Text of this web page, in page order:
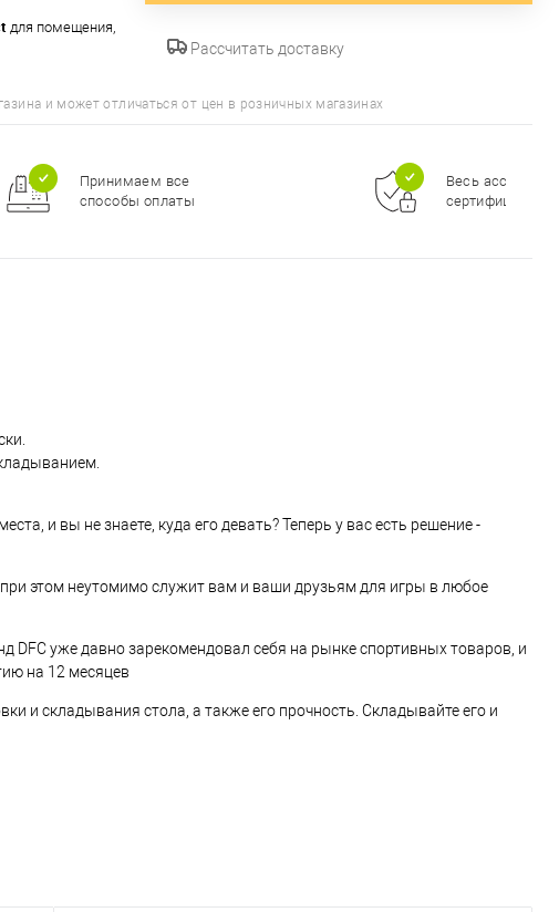
для помещения,
Рассчитать доставку
и может отличаться от цен в розничных магазинах
Принимаем все
способы оплаты
Весь ассортимент
сертифицирован
и вы не знаете, куда его девать? Теперь у вас есть решение -
этом неутомимо служит вам и ваши друзьям для игры в любое
DFC уже давно зарекомендовал себя на рынке спортивных товаров, и
на 12 месяцев
и складывания стола, а также его прочность. Складывайте его и